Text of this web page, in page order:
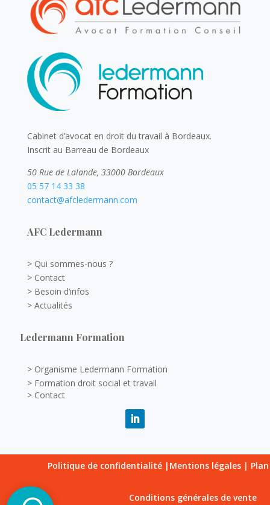
v
Cabinet d’avocat en droit du travail à Bordeaux.
Inscrit au Barreau de Bordeaux
50 Rue de Lalande, 33000 Bordeaux
05 57 14 33 38
contact@afcledermann.com
AFC Ledermann
> Qui sommes-nous ?
> Contact
> Besoin d’infos
> Actualités
Ledermann Formation
> Organisme Ledermann Formation
> Formation droit social et travail
> Contact
Politique de confidentialité | Mentions légales |
Conditions générales de vente